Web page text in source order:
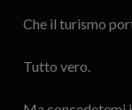
Che il turismo
Tutto vero.